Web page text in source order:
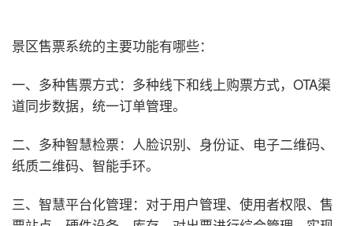
景区售票系统的主要功能有哪些：
一、多种售票方式：多种线下和线上购票方式，OTA渠
道同步数据，统一订单管理。
二、多种智慧检票：人脸识别、身份证、电子二维码、
纸质二维码、智能手环。
三、智慧平台化管理：对于用户管理、使用者权限、售